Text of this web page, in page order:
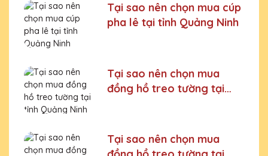
Tại sao nên chọn mua cúp
pha lê tại tỉnh Quảng Ninh
Tại sao nên chọn mua
đồng hồ treo tường tại
Tại sao nên chọn mua